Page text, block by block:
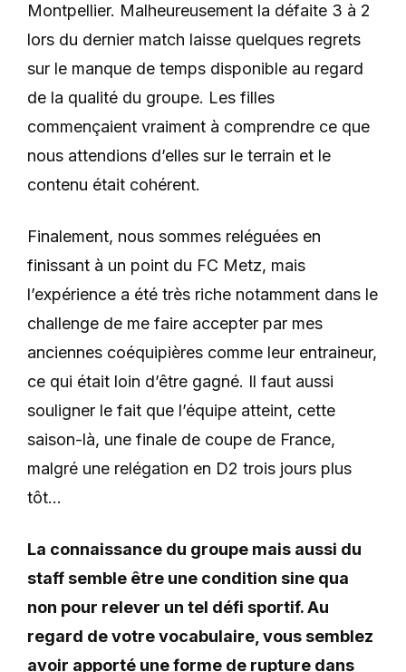
Montpellier. Malheureusement la défaite 3 à 2
lors du dernier match laisse quelques regrets
sur le manque de temps disponible au regard
de la qualité du groupe. Les filles
commençaient vraiment à comprendre ce que
nous attendions d’elles sur le terrain et le
contenu était cohérent.
Finalement, nous sommes reléguées en
finissant à un point du FC Metz, mais
l’expérience a été très riche notamment dans le
challenge de me faire accepter par mes
anciennes coéquipières comme leur entraineur,
ce qui était loin d’être gagné. Il faut aussi
souligner le fait que l’équipe atteint, cette
saison-là, une finale de coupe de France,
malgré une relégation en D2 trois jours plus
tôt…
La connaissance du groupe mais aussi du
staff semble être une condition sine qua
non pour relever un tel défi sportif. Au
regard de votre vocabulaire, vous semblez
avoir apporté une forme de rupture dans